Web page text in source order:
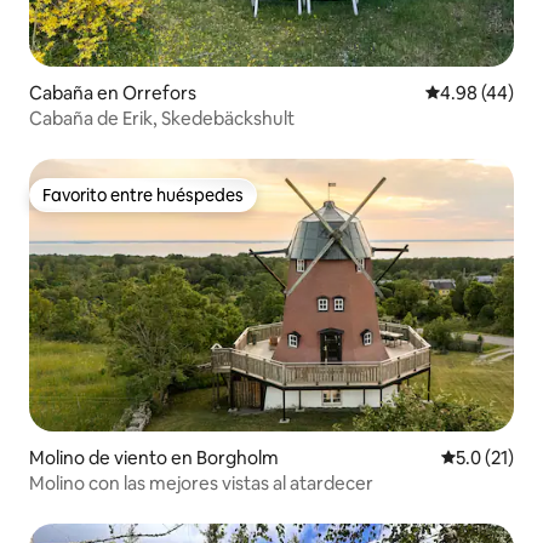
Cabaña en Orrefors Calificación
4.98 (44)
Cabaña de Erik, Skedebäckshult
Favorito entre huéspedes
Favorito entre huéspedes
Molino de viento en Borgholm Calificación
5.0 (21)
Molino con las mejores vistas al atardecer